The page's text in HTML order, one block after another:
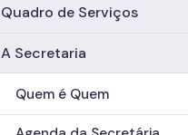
Quadro de Serviços
A Secretaria
Quem é Quem